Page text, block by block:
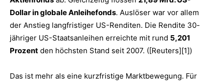
Dollar in globale Anleihefonds. Auslöser war vor allem
der Anstieg langfristiger US-Renditen. Die Rendite 30-
jähriger US-Staatsanleihen erreichte mit rund 5,201
Prozent den höchsten Stand seit 2007. ([Reuters][1])
Das ist mehr als eine kurzfristige Marktbewegung. Für